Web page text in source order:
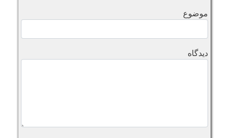
موضوع
دیدگاه